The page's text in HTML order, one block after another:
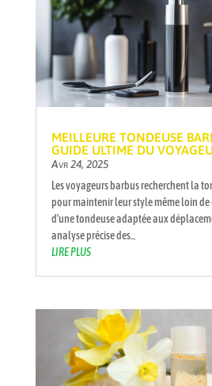
MEILLEURE TONDEUSE
GUIDE ULTIME DU
Avr 24, 2025
Les voyageurs barbus recherchent la
pour maintenir leur style même loin de
d'une tondeuse adaptée aux
analyse précise des...
LIRE PLUS